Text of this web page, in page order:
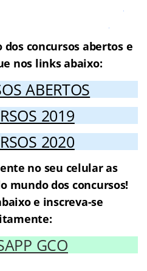
concursos abertos e
nos links abaixo:
ABERTOS
2019
2020
no seu celular as
mundo dos concursos!
e inscreva-se
GCO